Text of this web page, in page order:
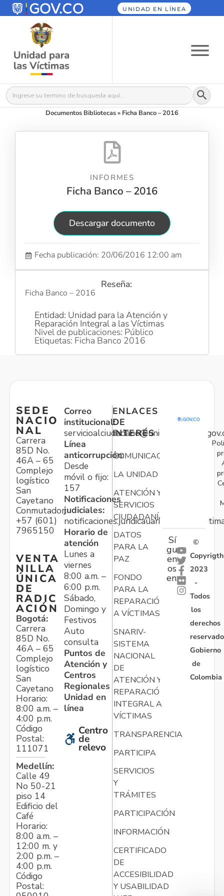
UNIDAD EN LÍNEA
Buscar: Botón
Documentos Bibliotecas» Ficha Banco – 2016
INFORMES
Ficha Banco – 2016
Descargar documento
Fecha publicación: 20/06/2016 12:00 am
Reseña:
Ficha Banco – 2016
Entidad: Unidad para la Atención y
Reparación Integral a las Víctimas
Nivel de publicaciones: Público
Etiquetas: Ficha Banco 2016
SEDE
NACIO
NAL
Carrera
85D No.
46A – 65
Complejo
logístico
San
Cayetano
Conmutador:
+57 (601)
7965150
VENTA
NILLA
ÚNICA
DE
RADIC
ACIÓN
Bogotá:
Carrera
85D No.
46A – 65
Complejo
logístico
San
Cayetano
Horario:
8:00 a.m. –
4:00 p.m.
Código
Postal:
111071
Medellín:
Calle 49
No 50-21
piso 14
Edificio del
Café
Horario:
8:00 a.m. –
12:00 m. y
2:00 p.m. –
4:00 p.m.
Código
Postal:
Correo
institucional:
Línea
anticorrupción:
Desde
móvil o fijo:
157
Notificaciones
judiciales:
Horario de
atención
Lunes a
viernes
8:00 a.m. –
6:00 p.m.
Sábado,
Domingo y
Festivos
Auto
consulta
Puntos de
Atención y
Centros
Regionales
Unidad en
línea
Centro
de
relevo
ENLACES
DE
INTERÉS
COMUNICACIONES
LA UNIDAD
ATENCIÓN Y
SERVICIOS
CIUDADANÍA
DATOS
PARA LA
PAZ
FONDO
PARA LA
REPARACIÓN
A VÍCTIMAS
SNARIV-
SISTEMA
NACIONAL
DE
ATENCIÓN Y
REPARACIÓN
INTEGRAL A
VÍCTIMAS
TRANSPARENCIA
PARTICIPA
SERVICIOS
Y
TRÁMITES
PARTICIPACIÓN
INFORMACIÓN
CERTIFICADO
DE
ACCESIBILIDAD
Y USABILIDAD
Sí
gu
en
os
en:
©
Copyrigth
2023
-
Todos
los
derechos
Gobierno
de
Colombia